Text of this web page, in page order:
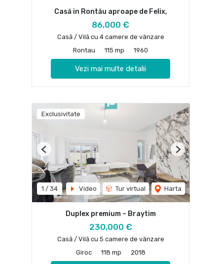
Casă in Rontău aproape de Felix,
86,000 €
Casă / Vilă cu 4 camere de vânzare
Rontau
115 mp 1960
Vezi mai multe detalii
Exclusivitate
1 / 34 Video Tur virtual Harta
Previous Next
Duplex premium – Braytim
230,000 €
Casă / Vilă cu 5 camere de vânzare
Giroc
118 mp 2018